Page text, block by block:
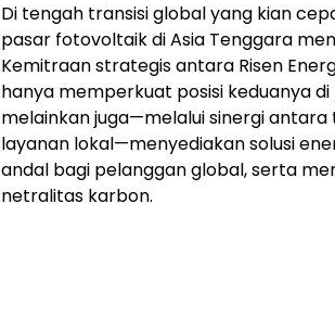
Di tengah transisi global yang kian
pasar fotovoltaik di Asia Tenggara
Kemitraan strategis antara Risen
hanya memperkuat posisi keduanya
melainkan juga—melalui sinergi
layanan lokal—menyediakan solusi
andal bagi pelanggan global, serta
netralitas karbon.